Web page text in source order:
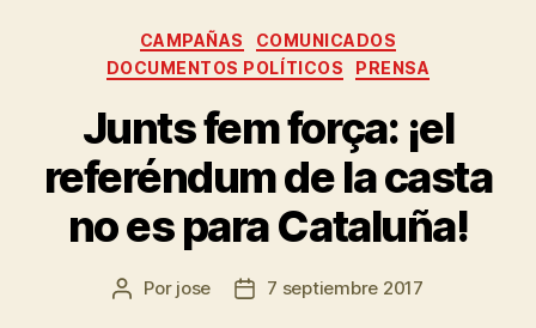
CAMPAÑAS
COMUNICADOS
DOCUMENTOS POLÍTICOS
PRENSA
Junts fem força: ¡el
referéndum de la casta
no es para Cataluña!
Por jose 7 septiembre 2017